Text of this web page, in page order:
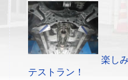
楽し
テストラン！